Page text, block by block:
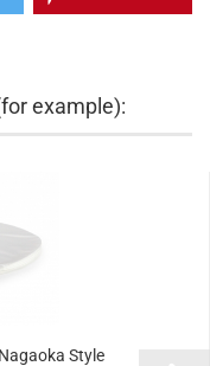
example):
Style